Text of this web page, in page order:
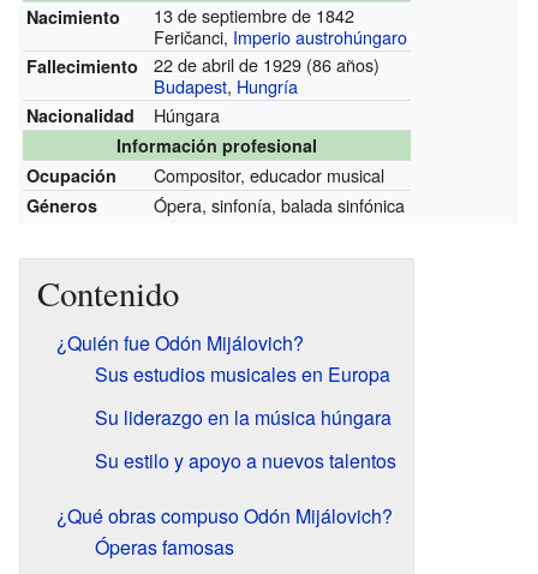
Nacimiento
13 de septiembre de 1842
Feričanci, Imperio austrohúngaro
Fallecimiento
22 de abril de 1929 (86 años)
Budapest, Hungría
Nacionalidad Húngara
Información profesional
Ocupación
Compositor, educador musical
Géneros Ópera, sinfonía, balada sinfónica
Contenido
¿Quién fue Odón Mijálovich?
Sus estudios musicales en Europa
Su liderazgo en la música húngara
Su estilo y apoyo a nuevos talentos
¿Qué obras compuso Odón Mijálovich?
Óperas famosas